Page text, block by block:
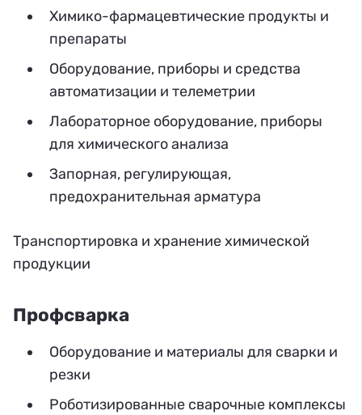
Химико-фармацевтические продукты и
препараты
Оборудование, приборы и средства
автоматизации и телеметрии
Лабораторное оборудование, приборы
для химического анализа
Запорная, регулирующая,
предохранительная арматура
Транспортировка и хранение химической
продукции
Профсварка
Оборудование и материалы для сварки и
резки
Роботизированные сварочные комплексы